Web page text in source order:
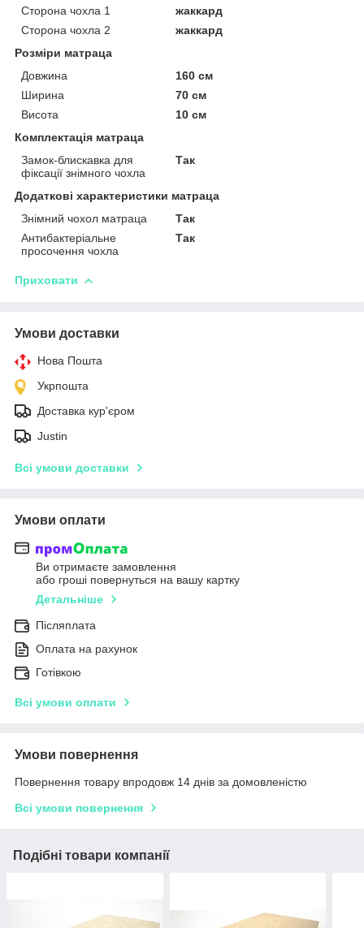
Сторона чохла 1
жаккард
Сторона чохла 2
жаккард
Розміри матраца
Довжина
160 см
Ширина
70 см
Висота
10 см
Комплектація матраца
Замок-блискавка для
фіксації знімного чохла
Так
Додаткові характеристики матраца
Знімний чохол матраца
Так
Антибактеріальне
просочення чохла
Так
Приховати
Умови доставки
Нова Пошта
Укрпошта
Доставка кур'єром
Justin
Всі умови доставки
Умови оплати
Ви отримаєте замовлення
або гроші повернуться на вашу картку
Детальніше
Післяплата
Оплата на рахунок
Готівкою
Всі умови оплати
Умови повернення
Повернення товару впродовж 14 днів за домовленістю
Всі умови повернення
Подібні товари компанії